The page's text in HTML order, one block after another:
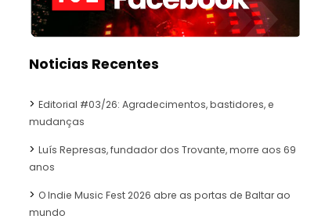
Noticias Recentes
Editorial #03/26: Agradecimentos, bastidores, e
mudanças
Luís Represas, fundador dos Trovante, morre aos 69
anos
O Indie Music Fest 2026 abre as portas de Baltar ao
mundo